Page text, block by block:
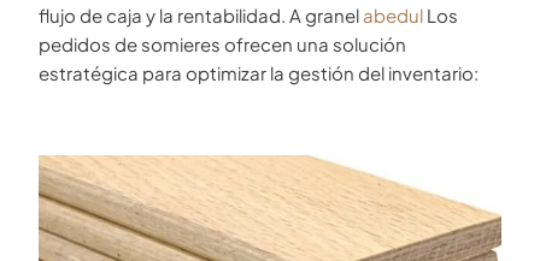
flujo de caja y la rentabilidad. A granel abedul Los
pedidos de somieres ofrecen una solución
estratégica para optimizar la gestión del inventario: